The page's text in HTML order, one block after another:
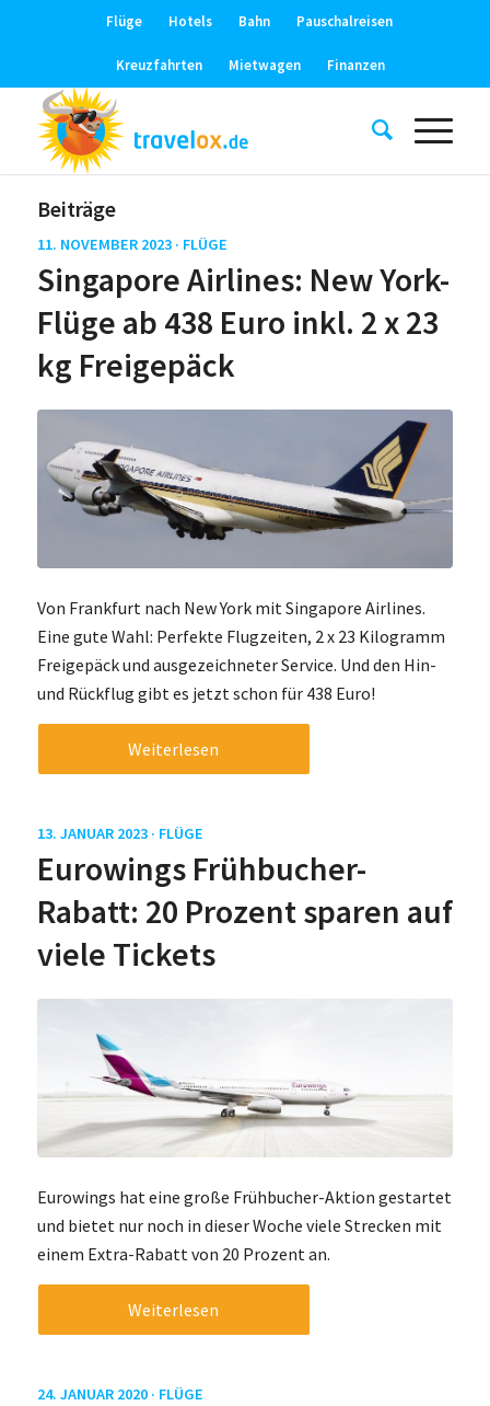
Flüge Hotels Bahn Pauschalreisen
Kreuzfahrten Mietwagen Finanzen
Beiträge
11. NOVEMBER 2023 · FLÜGE
Singapore Airlines: New York-
Flüge ab 438 Euro inkl. 2 x 23
kg Freigepäck
Von Frankfurt nach New York mit Singapore Airlines.
Eine gute Wahl: Perfekte Flugzeiten, 2 x 23 Kilogramm
Freigepäck und ausgezeichneter Service. Und den Hin-
und Rückflug gibt es jetzt schon für 438 Euro!
Weiterlesen
13. JANUAR 2023 · FLÜGE
Eurowings Frühbucher-
Rabatt: 20 Prozent sparen auf
viele Tickets
Eurowings hat eine große Frühbucher-Aktion gestartet
und bietet nur noch in dieser Woche viele Strecken mit
einem Extra-Rabatt von 20 Prozent an.
Weiterlesen
24. JANUAR 2020 · FLÜGE